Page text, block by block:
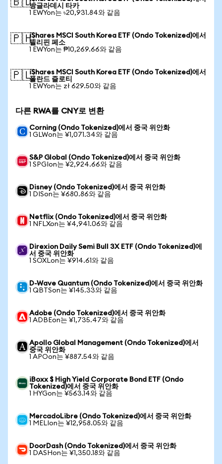
🇧🇩방글라데시 타카
1 EWYon는 ৳20,931.84와 같음
🇵🇭iShares MSCI South Korea ETF (Ondo Tokenized)에서
필리핀 페소
1 EWYon는 ₱10,269.66와 같음
🇵🇱iShares MSCI South Korea ETF (Ondo Tokenized)에서
폴란드 즐로티
1 EWYon는 zł 629.50와 같음
다른 RWA를 CNY로 변환
Corning (Ondo Tokenized)에서 중국 위안화
1 GLWon는 ¥1,071.34와 같음
S&P Global (Ondo Tokenized)에서 중국 위안화
1 SPGIon는 ¥2,924.66와 같음
Disney (Ondo Tokenized)에서 중국 위안화
1 DISon는 ¥680.86와 같음
Netflix (Ondo Tokenized)에서 중국 위안화
1 NFLXon는 ¥4,941.06와 같음
Direxion Daily Semi Bull 3X ETF (Ondo Tokenized)에
서 중국 위안화
1 SOXLon는 ¥914.61와 같음
D-Wave Quantum (Ondo Tokenized)에서 중국 위안화
1 QBTSon는 ¥145.33와 같음
Adobe (Ondo Tokenized)에서 중국 위안화
1 ADBEon는 ¥1,735.47와 같음
Apollo Global Management (Ondo Tokenized)에서
중국 위안화
1 APOon는 ¥887.54와 같음
iBoxx $ High Yield Corporate Bond ETF (Ondo
Tokenized)에서 중국 위안화
1 HYGon는 ¥563.14와 같음
MercadoLibre (Ondo Tokenized)에서 중국 위안화
1 MELIon는 ¥12,958.05와 같음
DoorDash (Ondo Tokenized)에서 중국 위안화
1 DASHon는 ¥1,350.18와 같음